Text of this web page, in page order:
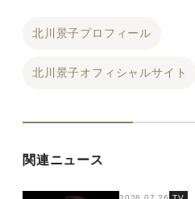
北川景子プロフィール
北川景子オフィシャルサイト
関連ニュース